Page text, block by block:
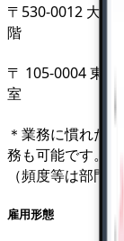
〒530-0012 大阪
階
〒 105-0004 東
室
＊業務に慣れた
務も可能です。
（頻度等は部門長
雇用形態